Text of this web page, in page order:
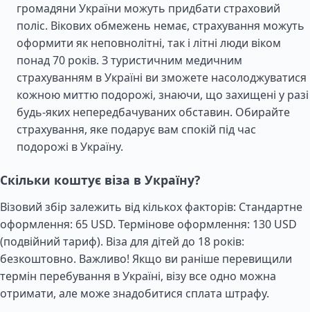
громадяни України можуть придбати страховий
поліс. Вікових обмежень немає, страхування можуть
оформити як неповнолітні, так і літні люди віком
понад 70 років. З туристичним медичним
страхуванням в Україні ви зможете насолоджуватися
кожною миттю подорожі, знаючи, що захищені у разі
будь-яких непередбачуваних обставин. Обирайте
страхування, яке подарує вам спокій під час
подорожі в Україну.
Скільки коштує віза в Україну?
Візовий збір залежить від кількох факторів: Стандартне
оформлення: 65 USD. Термінове оформлення: 130 USD
(подвійний тариф). Віза для дітей до 18 років:
безкоштовно. Важливо! Якщо ви раніше перевищили
термін перебування в Україні, візу все одно можна
отримати, але може знадобитися сплата штрафу.